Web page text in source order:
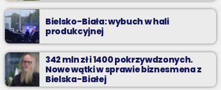
Bielsko-Biała: wybuch w hali
produkcyjnej
342 mln zł i 1400 pokrzywdzonych.
Nowe wątki w sprawie biznesmena z
Bielska-Białej